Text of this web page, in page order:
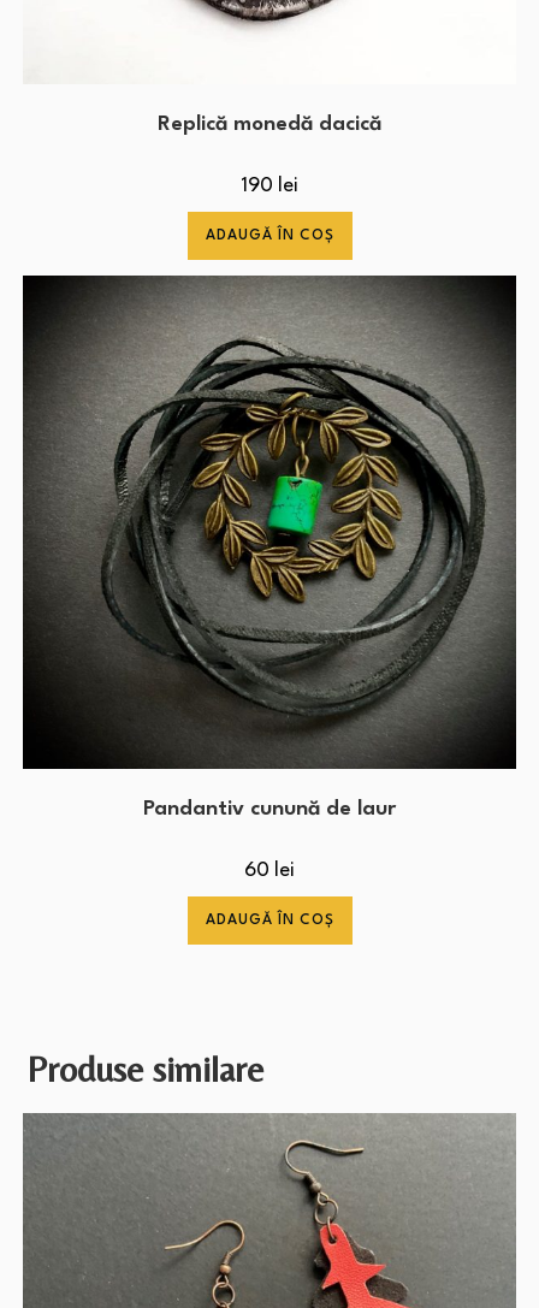
Replică monedă dacică
190 lei
ADAUGĂ ÎN COȘ
Pandantiv cunună de laur
60 lei
ADAUGĂ ÎN COȘ
Produse similare